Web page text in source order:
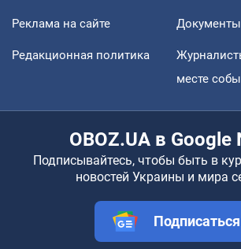
Реклама на сайте Документы
Редакционная политика
месте
OBOZ.UA в Google
Подписывайтесь, чтобы быть в
новостей Украины и мира
Подписаться